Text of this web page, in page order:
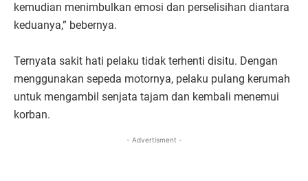
kemudian menimbulkan emosi dan perselisihan diantara
keduanya,” bebernya.
Ternyata sakit hati pelaku tidak terhenti disitu. Dengan
menggunakan sepeda motornya, pelaku pulang kerumah
untuk mengambil senjata tajam dan kembali menemui
korban.
- Advertisment -